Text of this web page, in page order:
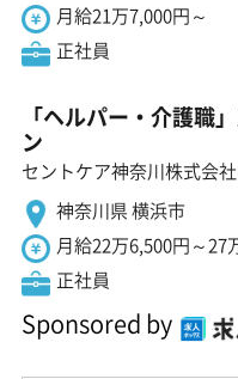
月給21万7,000円～
正社員
「ヘルパー・介護職
ン
セントケア神奈川株式会社
神奈川県 横浜市
月給22万6,500円～27
正社員
Sponsored by